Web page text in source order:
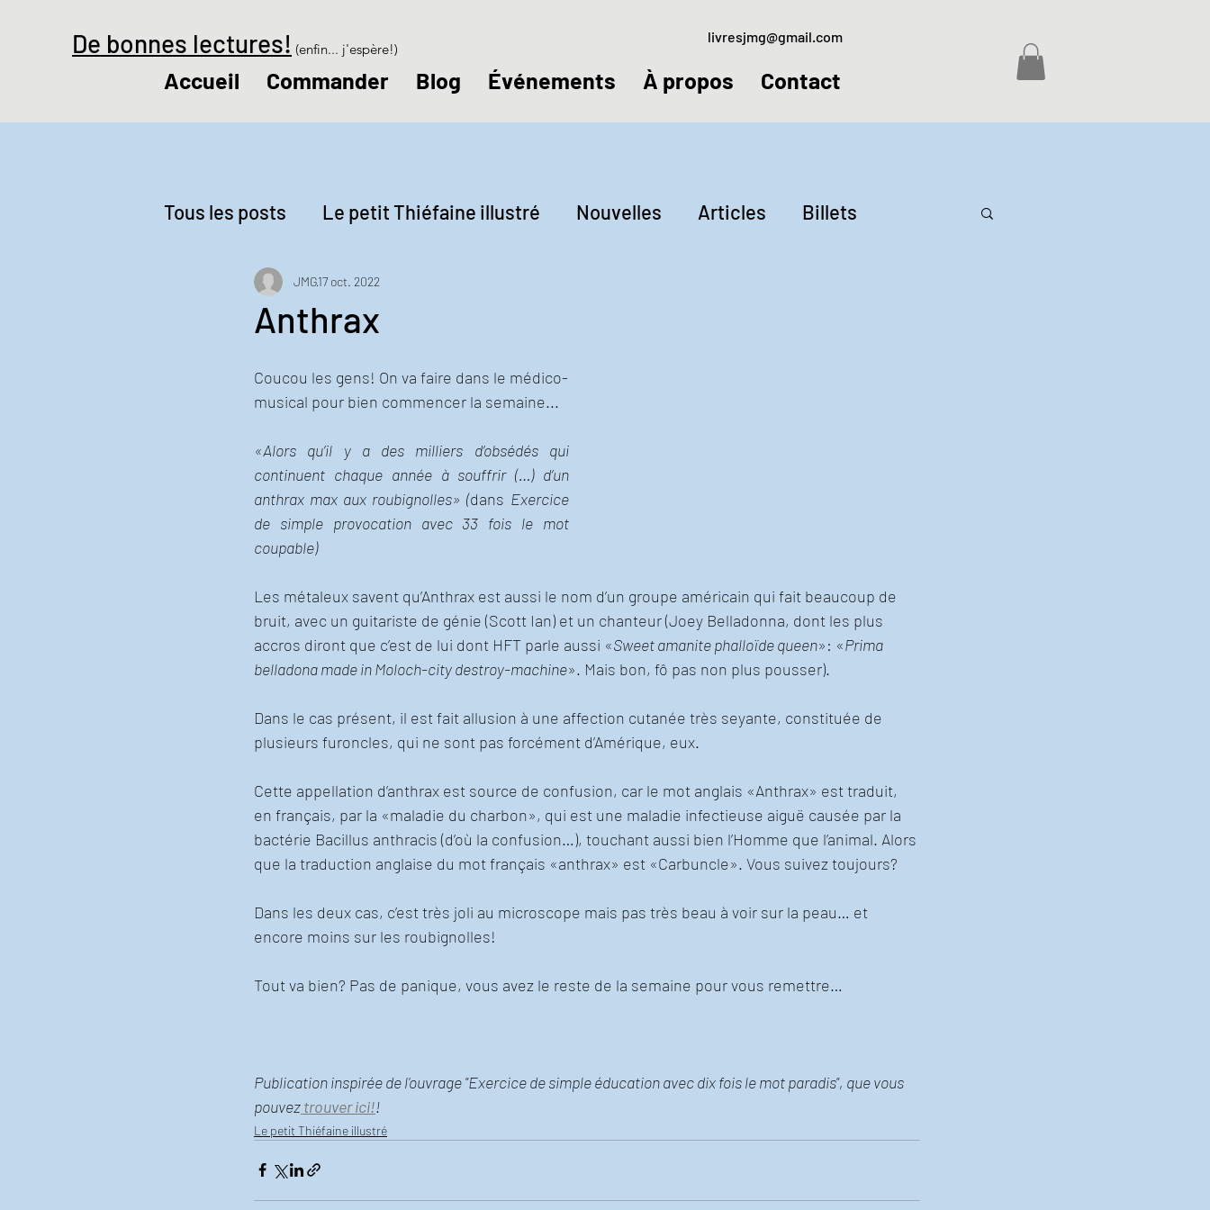
De bonnes lectures! (enfin... j'espère!)
livresjmg@gmail.com
Accueil Commander Blog Événements À propos Contact
Tous les posts Le petit Thiéfaine illustré Nouvelles Articles Billets
Revue de presse Lectures
Anthrax
JMG17 oct. 2022
Coucou les gens! On va faire dans le médico-
musical pour bien commencer la semaine...
«Alors qu’il y a des milliers d’obsédés qui
continuent chaque année à souffrir (…) d’un
anthrax max aux roubignolles» (dans Exercice
de simple provocation avec 33 fois le mot
coupable)
Les métaleux savent qu’Anthrax est aussi le nom d’un groupe américain qui fait beaucoup de
bruit, avec un guitariste de génie (Scott Ian) et un chanteur (Joey Belladonna, dont les plus
accros diront que c’est de lui dont HFT parle aussi «Sweet amanite phalloïde queen»: «Prima
belladona made in Moloch-city destroy-machine». Mais bon, fô pas non plus pousser).
Dans le cas présent, il est fait allusion à une affection cutanée très seyante, constituée de
plusieurs furoncles, qui ne sont pas forcément d’Amérique, eux.
Cette appellation d’anthrax est source de confusion, car le mot anglais «Anthrax» est traduit,
en français, par la «maladie du charbon», qui est une maladie infectieuse aiguë causée par la
bactérie Bacillus anthracis (d’où la confusion…), touchant aussi bien l’Homme que l’animal. Alors
que la traduction anglaise du mot français «anthrax» est «Carbuncle». Vous suivez toujours?
Dans les deux cas, c’est très joli au microscope mais pas très beau à voir sur la peau… et
encore moins sur les roubignolles!
Tout va bien? Pas de panique, vous avez le reste de la semaine pour vous remettre…
Publication inspirée de l'ouvrage "Exercice de simple éducation avec dix fois le mot paradis", que vous
pouvez trouver ici!!
Le petit Thiéfaine illustré